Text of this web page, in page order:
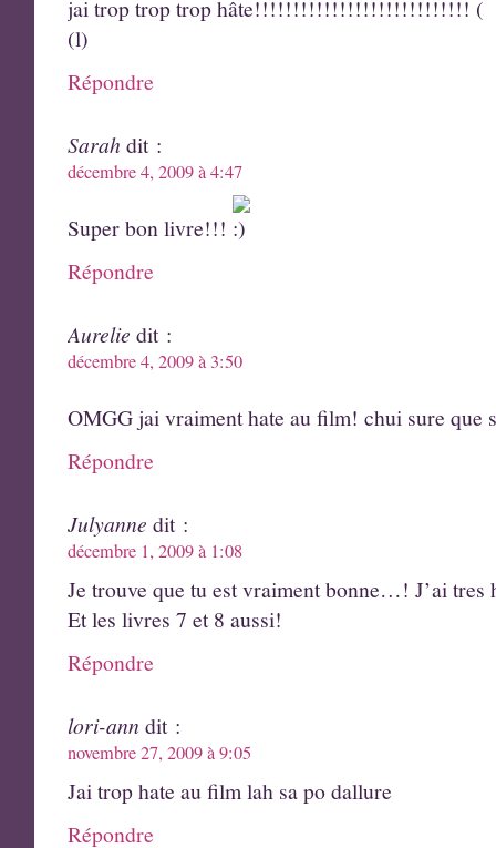
jai trop trop trop hâte!!!!!!!!!!!!!!!!!!!!!!!!!!!!
(l)
Répondre
Sarahdit :
décembre 4, 2009 à 4:47
Super bon livre!!!
Répondre
Aurelie dit :
décembre 4, 2009 à 3:50
OMGG jai vraiment hate au film! chui sure que
Répondre
Julyanne dit :
décembre 1, 2009 à 1:08
Je trouve que tu est vraiment bonne…! J’ai tres
Et les livres 7 et 8 aussi!
Répondre
lori-ann dit :
novembre 27, 2009 à 9:05
Jai trop hate au film lah sa po dallure
Répondre